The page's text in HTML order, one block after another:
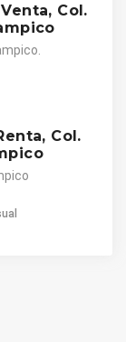
Col.
Col.